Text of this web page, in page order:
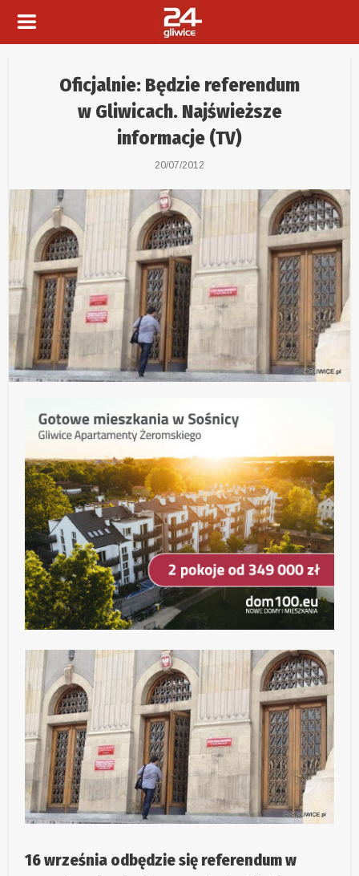
Oficjalnie: Będzie referendum
w Gliwicach. Najświeższe
informacje (TV)
20/07/2012
16 września odbędzie się referendum w